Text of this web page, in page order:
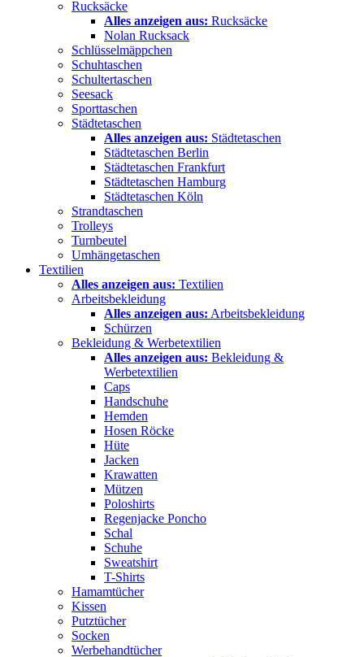
Rucksäcke
Alles anzeigen aus: Rucksäcke
Nolan Rucksack
Schlüsselmäppchen
Schuhtaschen
Schultertaschen
Seesack
Sporttaschen
Städtetaschen
Alles anzeigen aus: Städtetaschen
Städtetaschen Berlin
Städtetaschen Frankfurt
Städtetaschen Hamburg
Städtetaschen Köln
Strandtaschen
Trolleys
Turnbeutel
Umhängetaschen
Textilien
Alles anzeigen aus: Textilien
Arbeitsbekleidung
Alles anzeigen aus: Arbeitsbekleidung
Schürzen
Bekleidung & Werbetextilien
Alles anzeigen aus: Bekleidung &
Werbetextilien
Caps
Handschuhe
Hemden
Hosen Röcke
Hüte
Jacken
Krawatten
Mützen
Poloshirts
Regenjacke Poncho
Schal
Schuhe
Sweatshirt
T-Shirts
Hamamtücher
Kissen
Putztücher
Socken
Werbehandtücher